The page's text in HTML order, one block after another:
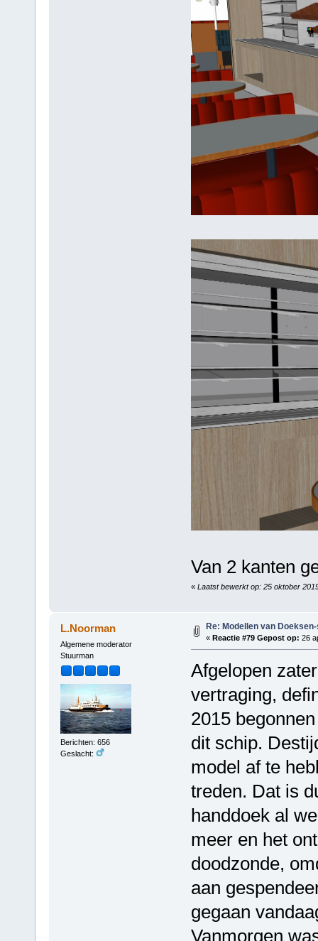
Van 2 kanten
« Laatst bewerkt op: 25 oktober
L.Noorman
Algemene moderator
Stuurman
Berichten: 656
Geslacht:
Re: Modellen van
« Reactie #79 Gepost op: 26
Afgelopen
vertraging,
2015
dit schip.
model af te
treden. Dat is
handdoek al
meer en het
doodzonde,
aan
gegaan
Vanmorgen